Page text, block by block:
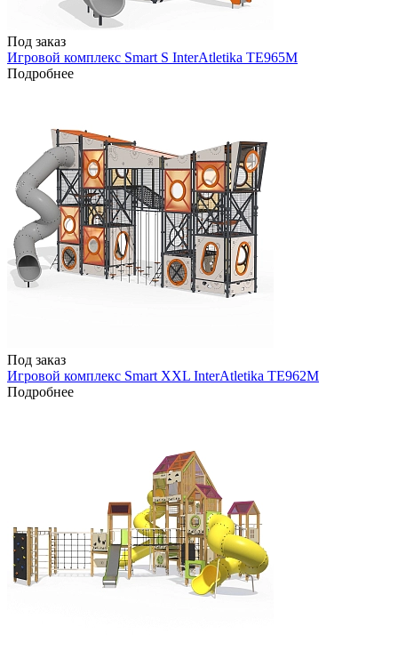
Под заказ
Игровой комплекс Smart S InterAtletika TE965M
Подробнее
Под заказ
Игровой комплекс Smart XXL InterAtletika TE962M
Подробнее